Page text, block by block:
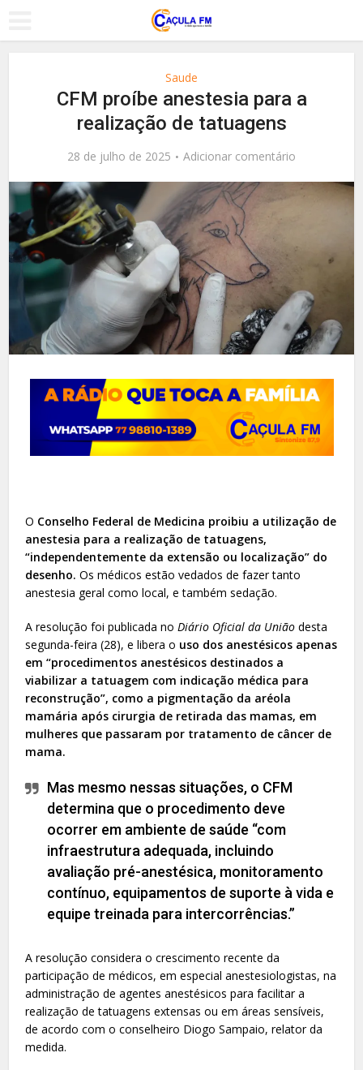
Saude
CFM proíbe anestesia para a
realização de tatuagens
28 de julho de 2025 Adicionar comentário
O Conselho Federal de Medicina proibiu a utilização de
anestesia para a realização de tatuagens,
“independentemente da extensão ou localização” do
desenho. Os médicos estão vedados de fazer tanto
anestesia geral como local, e também sedação.
A resolução foi publicada noDiário Oficial da União desta
segunda-feira (28), e libera o uso dos anestésicos apenas
em “procedimentos anestésicos destinados a
viabilizar a tatuagem com indicação médica para
reconstrução”, como a pigmentação da aréola
mamária após cirurgia de retirada das mamas, em
mulheres que passaram por tratamento de câncer de
mama.
Mas mesmo nessas situações, o CFM
determina que o procedimento deve
ocorrer em ambiente de saúde “com
infraestrutura adequada, incluindo
avaliação pré-anestésica, monitoramento
contínuo, equipamentos de suporte à vida e
equipe treinada para intercorrências.”
A resolução considera o crescimento recente da
participação de médicos, em especial anestesiologistas, na
administração de agentes anestésicos para facilitar a
realização de tatuagens extensas ou em áreas sensíveis,
de acordo com o conselheiro Diogo Sampaio, relator da
medida.